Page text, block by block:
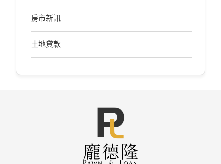
房市新訊
土地貸款